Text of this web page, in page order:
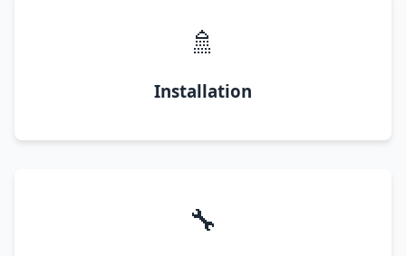
🚿
Installation
🔧